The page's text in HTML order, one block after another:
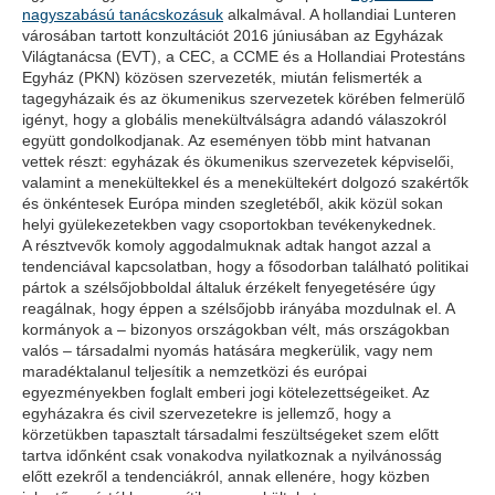
nagyszabású tanácskozásuk alkalmával. A hollandiai Lunteren
városában tartott konzultációt 2016 júniusában az Egyházak
Világtanácsa (EVT), a CEC, a CCME és a Hollandiai Protestáns
Egyház (PKN) közösen szervezeték, miután felismerték a
tagegyházaik és az ökumenikus szervezetek körében felmerülő
igényt, hogy a globális menekültválságra adandó válaszokról
együtt gondolkodjanak. Az eseményen több mint hatvanan
vettek részt: egyházak és ökumenikus szervezetek képviselői,
valamint a menekültekkel és a menekültekért dolgozó szakértők
és önkéntesek Európa minden szegletéből, akik közül sokan
helyi gyülekezetekben vagy csoportokban tevékenykednek.
A résztvevők komoly aggodalmuknak adtak hangot azzal a
tendenciával kapcsolatban, hogy a fősodorban található politikai
pártok a szélsőjobboldal általuk érzékelt fenyegetésére úgy
reagálnak, hogy éppen a szélsőjobb irányába mozdulnak el. A
kormányok a – bizonyos országokban vélt, más országokban
valós – társadalmi nyomás hatására megkerülik, vagy nem
maradéktalanul teljesítik a nemzetközi és európai
egyezményekben foglalt emberi jogi kötelezettségeiket. Az
egyházakra és civil szervezetekre is jellemző, hogy a
körzetükben tapasztalt társadalmi feszültségeket szem előtt
tartva időnként csak vonakodva nyilatkoznak a nyilvánosság
előtt ezekről a tendenciákról, annak ellenére, hogy közben